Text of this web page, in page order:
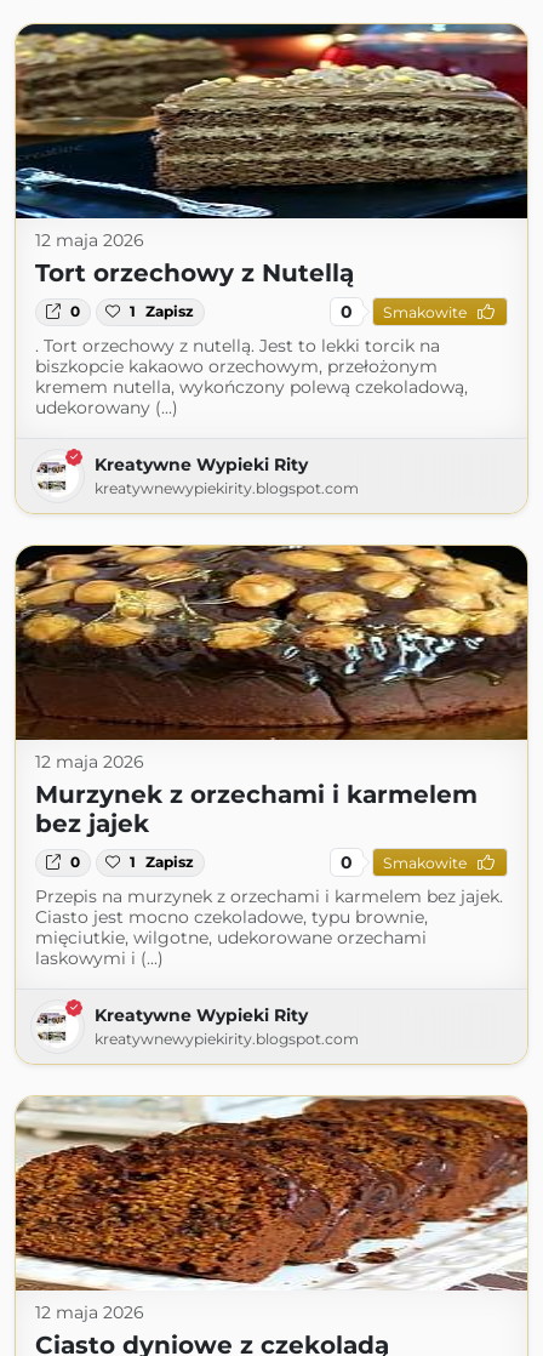
12 maja 2026
Tort orzechowy z Nutellą
0 1 Zapisz 0 Smakowite
. Tort orzechowy z nutellą. Jest to lekki torcik na
biszkopcie kakaowo orzechowym, przełożonym
kremem nutella, wykończony polewą czekoladową,
udekorowany (...)
Kreatywne Wypieki Rity
kreatywnewypiekirity.blogspot.com
12 maja 2026
Murzynek z orzechami i karmelem
bez jajek
0 1 Zapisz 0 Smakowite
Przepis na murzynek z orzechami i karmelem bez jajek.
Ciasto jest mocno czekoladowe, typu brownie,
mięciutkie, wilgotne, udekorowane orzechami
laskowymi i (...)
Kreatywne Wypieki Rity
kreatywnewypiekirity.blogspot.com
12 maja 2026
Ciasto dyniowe z czekoladą